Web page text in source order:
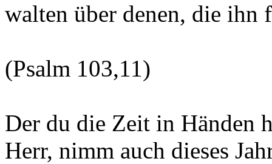
walten über denen, die ihn
(Psalm 103,11)
Der du die Zeit in Händen
Herr, nimm auch dieses